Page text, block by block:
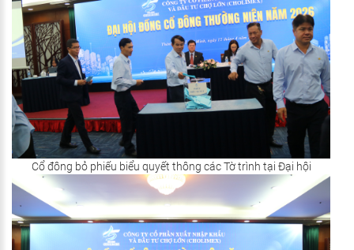
Cổ đông bỏ phiếu biểu quyết thông các Tờ trình tại Đại hội